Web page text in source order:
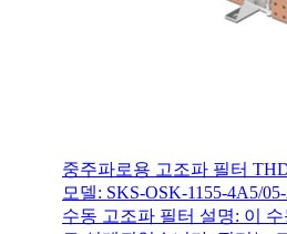
중주파로용 고조파 필터
모델: SKS-OSK-1155-4A5/
수동 고조파 필터 설명: 이